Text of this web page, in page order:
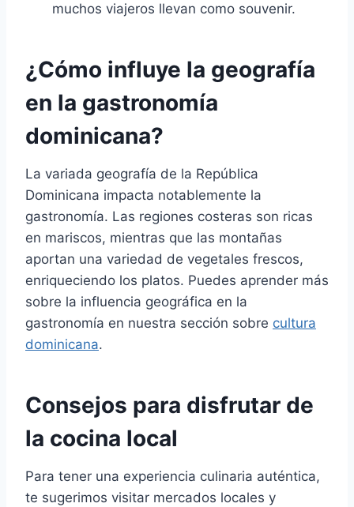
muchos viajeros llevan como souvenir.
¿Cómo influye la geografía
en la gastronomía
dominicana?
La variada geografía de la República
Dominicana impacta notablemente la
gastronomía. Las regiones costeras son ricas
en mariscos, mientras que las montañas
aportan una variedad de vegetales frescos,
enriqueciendo los platos. Puedes aprender más
sobre la influencia geográfica en la
gastronomía en nuestra sección sobre cultura
dominicana.
Consejos para disfrutar de
la cocina local
Para tener una experiencia culinaria auténtica,
te sugerimos visitar mercados locales y